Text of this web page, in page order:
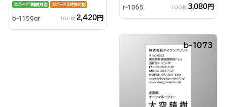
スピード1時間対応 スピード3時間対応
b-1159qr 100枚 2,420円
r-1065 100枚 3,080円
b-1073